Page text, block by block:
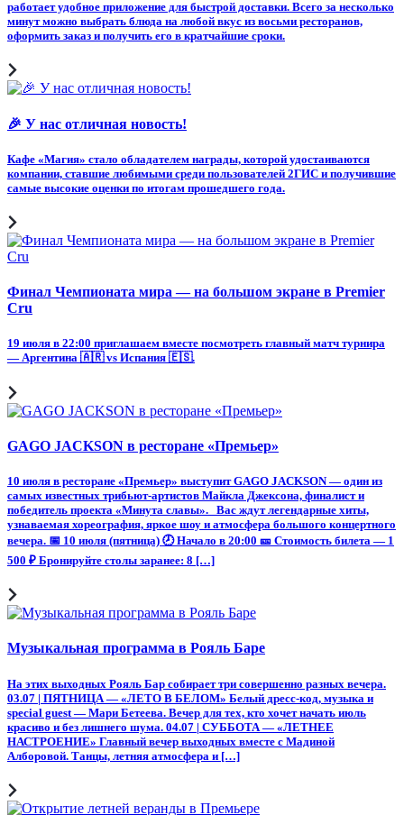
работает удобное приложение для быстрой доставки. Всего за несколько
минут можно выбрать блюда на любой вкус из восьми ресторанов,
оформить заказ и получить его в кратчайшие сроки.
🎉 У нас отличная новость!
Кафе «Магия» стало обладателем награды, которой удостаиваются
компании, ставшие любимыми среди пользователей 2ГИС и получившие
самые высокие оценки по итогам прошедшего года.
Финал Чемпионата мира — на большом экране в Premier
Cru
19 июля в 22:00 приглашаем вместе посмотреть главный матч турнира
— Аргентина 🇦🇷 vs Испания 🇪🇸.
GAGO JACKSON в ресторане «Премьер»
10 июля в ресторане «Премьер» выступит GAGO JACKSON — один из
самых известных трибьют-артистов Майкла Джексона, финалист и
победитель проекта «Минута славы». Вас ждут легендарные хиты,
узнаваемая хореография, яркое шоу и атмосфера большого концертного
вечера. 📅 10 июля (пятница) 🕗 Начало в 20:00 🎫 Стоимость билета — 1
500 ₽ Бронируйте столы заранее: 8 […]
Музыкальная программа в Рояль Баре
На этих выходных Рояль Бар собирает три совершенно разных вечера.
03.07 | ПЯТНИЦА — «ЛЕТО В БЕЛОМ» Белый дресс-код, музыка и
special guest — Мари Бетеева. Вечер для тех, кто хочет начать июль
красиво и без лишнего шума. 04.07 | СУББОТА — «ЛЕТНЕЕ
НАСТРОЕНИЕ» Главный вечер выходных вместе с Мадиной
Алборовой. Танцы, летняя атмосфера и […]